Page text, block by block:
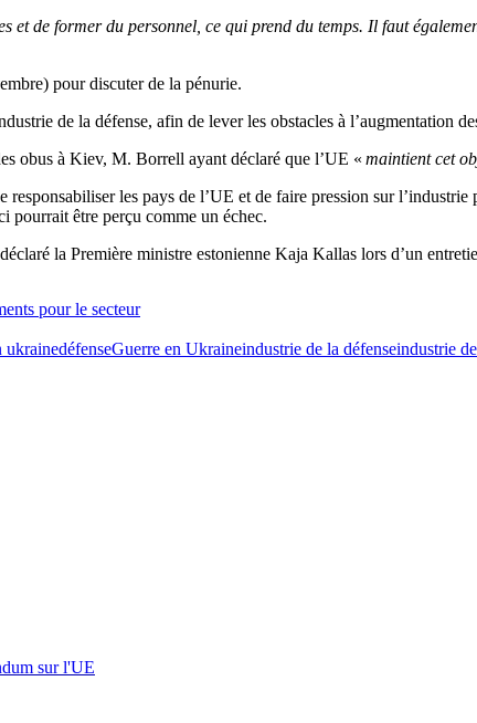
et de former du personnel, ce qui prend du temps. Il faut
pour discuter de la pénurie.
de la défense, afin de lever les obstacles à l’augmentation
obus à Kiev, M. Borrell ayant déclaré que l’UE « maintient cet
les pays de l’UE et de faire pression sur
pourrait être perçu comme un échec.
la Première ministre estonienne Kaja Kallas lors d’un
pour le secteur
ukrainedéfenseGuerre en Ukraineindustrie de la défenseindustrie
sur l'UE